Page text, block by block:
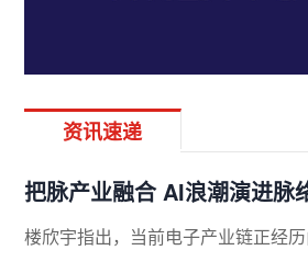
资讯速递
把脉产业融合 AI浪潮演进脉
楼欣宇指出，当前电子产业链正经历